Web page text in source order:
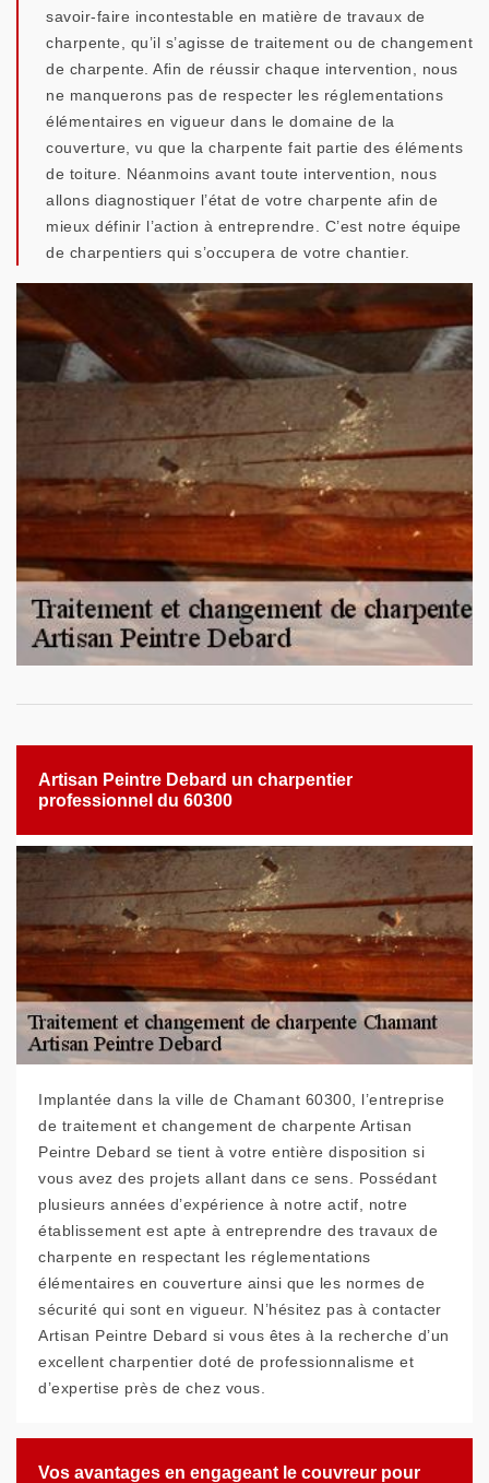
savoir-faire incontestable en matière de travaux de
charpente, qu’il s’agisse de traitement ou de changement
de charpente. Afin de réussir chaque intervention, nous
ne manquerons pas de respecter les réglementations
élémentaires en vigueur dans le domaine de la
couverture, vu que la charpente fait partie des éléments
de toiture. Néanmoins avant toute intervention, nous
allons diagnostiquer l’état de votre charpente afin de
mieux définir l’action à entreprendre. C’est notre équipe
de charpentiers qui s’occupera de votre chantier.
Artisan Peintre Debard un charpentier
professionnel du 60300
Implantée dans la ville de Chamant 60300, l’entreprise
de traitement et changement de charpente Artisan
Peintre Debard se tient à votre entière disposition si
vous avez des projets allant dans ce sens. Possédant
plusieurs années d’expérience à notre actif, notre
établissement est apte à entreprendre des travaux de
charpente en respectant les réglementations
élémentaires en couverture ainsi que les normes de
sécurité qui sont en vigueur. N’hésitez pas à contacter
Artisan Peintre Debard si vous êtes à la recherche d’un
excellent charpentier doté de professionnalisme et
d’expertise près de chez vous.
Vos avantages en engageant le couvreur pour